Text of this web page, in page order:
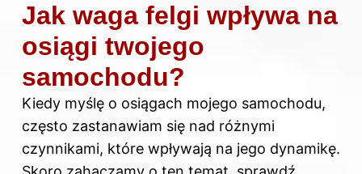
Jak waga felgi wpływa na
osiągi twojego
samochodu?
Kiedy myślę o osiągach mojego samochodu,
często zastanawiam się nad różnymi
czynnikami, które wpływają na jego dynamikę.